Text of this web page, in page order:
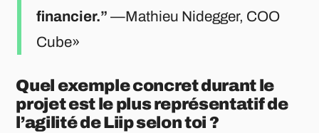
financier.” —Mathieu Nidegger, COO
Cube
Quel exemple concret durant le
projet est le plus représentatif de
l’agilité de Liip selon toi ?